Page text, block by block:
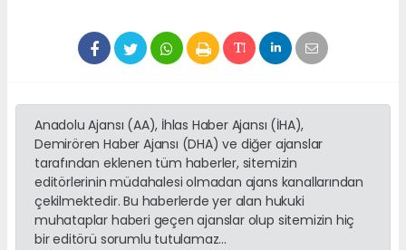
Anadolu Ajansı (AA), İhlas Haber Ajansı (İHA),
Demirören Haber Ajansı (DHA) ve diğer ajanslar
tarafından eklenen tüm haberler, sitemizin
editörlerinin müdahalesi olmadan ajans kanallarından
çekilmektedir. Bu haberlerde yer alan hukuki
muhataplar haberi geçen ajanslar olup sitemizin hiç
bir editörü sorumlu tutulamaz...